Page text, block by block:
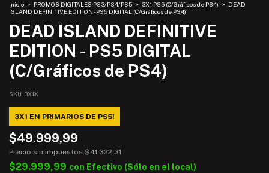
Inicio > PROMOS DIGITALES PS3/PS4/PS5 > 3X1 PS5 (C/Gráficos de PS4) > DEAD
ISLAND DEFINITIVE EDITION - PS5 DIGITAL (C/Gráficos de PS4)
DEAD ISLAND DEFINITIVE
EDITION - PS5 DIGITAL
(C/Gráficos de PS4)
SKU: 3X1X
3X1 EN PRIMARIOS DE PS5!
$49.999,99
Precio sin impuestos $41.322,31
$29.999,99 con Efectivo (Sólo en el local)